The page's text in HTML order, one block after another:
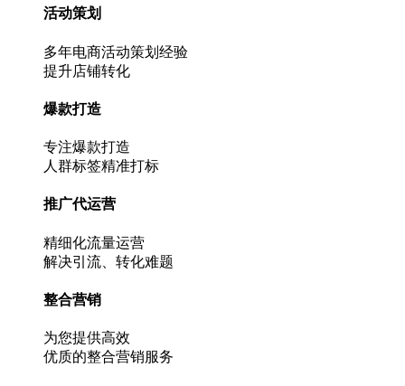
活动策划
多年电商活动策划经验
提升店铺转化
爆款打造
专注爆款打造
人群标签精准打标
推广代运营
精细化流量运营
解决引流、转化难题
整合营销
为您提供高效
优质的整合营销服务